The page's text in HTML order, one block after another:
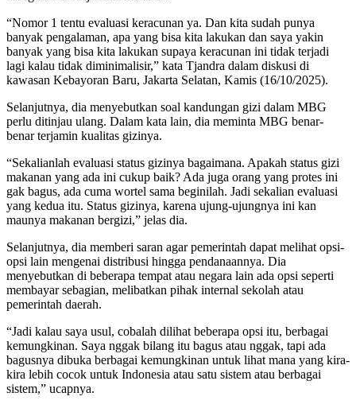
“Nomor 1 tentu evaluasi keracunan ya. Dan kita sudah punya
banyak pengalaman, apa yang bisa kita lakukan dan saya yakin
banyak yang bisa kita lakukan supaya keracunan ini tidak terjadi
lagi kalau tidak diminimalisir,” kata Tjandra dalam diskusi di
kawasan Kebayoran Baru, Jakarta Selatan, Kamis (16/10/2025).
Selanjutnya, dia menyebutkan soal kandungan gizi dalam MBG
perlu ditinjau ulang. Dalam kata lain, dia meminta MBG benar-
benar terjamin kualitas gizinya.
“Sekalianlah evaluasi status gizinya bagaimana. Apakah status gizi
makanan yang ada ini cukup baik? Ada juga orang yang protes ini
gak bagus, ada cuma wortel sama beginilah. Jadi sekalian evaluasi
yang kedua itu. Status gizinya, karena ujung-ujungnya ini kan
maunya makanan bergizi,” jelas dia.
Selanjutnya, dia memberi saran agar pemerintah dapat melihat opsi-
opsi lain mengenai distribusi hingga pendanaannya. Dia
menyebutkan di beberapa tempat atau negara lain ada opsi seperti
membayar sebagian, melibatkan pihak internal sekolah atau
pemerintah daerah.
“Jadi kalau saya usul, cobalah dilihat beberapa opsi itu, berbagai
kemungkinan. Saya nggak bilang itu bagus atau nggak, tapi ada
bagusnya dibuka berbagai kemungkinan untuk lihat mana yang kira-
kira lebih cocok untuk Indonesia atau satu sistem atau berbagai
sistem,” ucapnya.